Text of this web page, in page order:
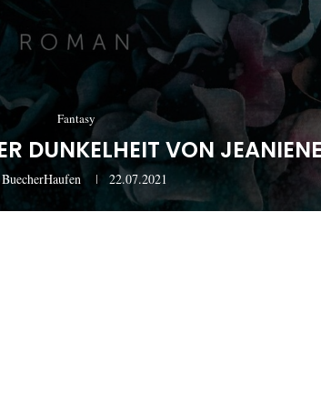
Fantasy
DUNKELHEIT VON
BuecherHaufen 22.07.2021